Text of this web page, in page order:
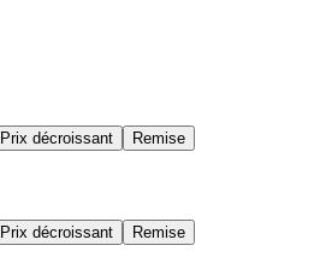
Prix décroissant Remise
Prix décroissant Remise